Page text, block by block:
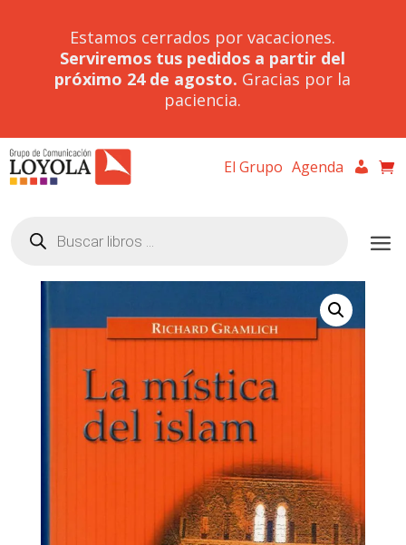
Estamos cerrados por vacaciones.
Serviremos tus pedidos a partir del
próximo 24 de agosto. Gracias por la
paciencia.
El Grupo Agenda
productos